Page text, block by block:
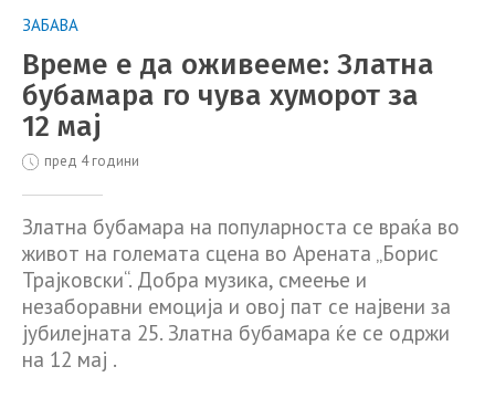
ЗАБАВА
Време е да оживееме: Златна
бубамара го чува хуморот за
12 мај
пред 4 години
Златна бубамара на популарноста се враќа во
живот на големата сцена во Арената „Борис
Трајковски“. Добра музика, смеење и
незаборавни емоција и овој пат се највени за
јубилејната 25. Златна бубамара ќе се одржи
на 12 мај .